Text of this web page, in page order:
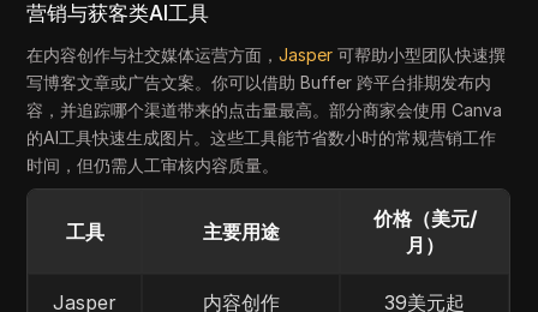
营销与获客类AI工具
在内容创作与社交媒体运营方面，Jasper 可帮助小型团队快速撰
写博客文章或广告文案。你可以借助 Buffer 跨平台排期发布内
容，并追踪哪个渠道带来的点击量最高。部分商家会使用 Canva
的AI工具快速生成图片。这些工具能节省数小时的常规营销工作
时间，但仍需人工审核内容质量。
工具 主要用途
价格（美元/
月）
Jasper 内容创作 39美元起